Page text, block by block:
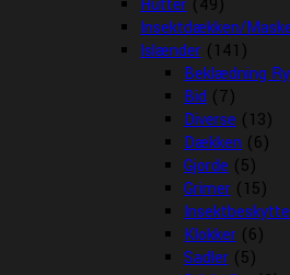
Hutter (49)
Insektdækken/
Islænder (141)
Beklædning
Bid (7)
Diverse (13)
Dækken (6)
Gjorde (5)
Grimer (15)
Klokker (6)
Sadler (5)